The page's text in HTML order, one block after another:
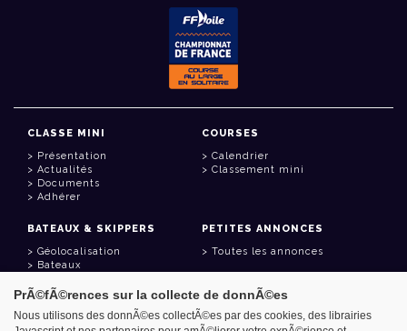
CLASSE MINI
Présentation
Actualités
Documents
Adhérer
COURSES
Calendrier
Classement mini
BATEAUX & SKIPPERS
Géolocalisation
Bateaux
PETITES ANNONCES
Toutes les annonces
LIENS UTILES
PrÃ©fÃ©rences sur la collecte de donnÃ©es
Nous utilisons des donnÃ©es collectÃ©es par des cookies, des librairies